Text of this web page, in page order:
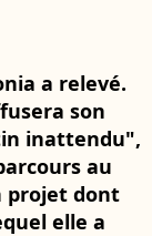
a relevé.
son
inattendu",
au
projet dont
elle a